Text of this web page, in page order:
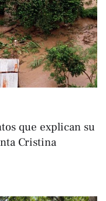
que explican su
Cristina